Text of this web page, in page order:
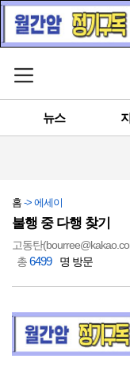
메뉴 열기
뉴스
홈 -> 에세이
불행 중 다행 찾기
고동탄
총6499 명 방문